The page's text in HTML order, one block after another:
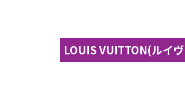
LOUIS VUITTON(ルイ